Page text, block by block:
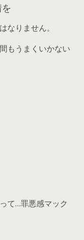
なりません。
もうまくいかない
て…罪悪感マック